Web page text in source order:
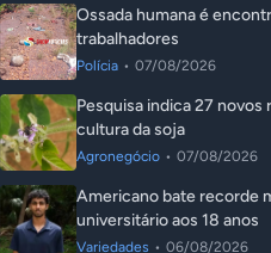
Ossada humana é
trabalhadores
Polícia • 07/08/2026
Pesquisa indica 27 novos
cultura da soja
Agronegócio • 07/08/2026
Americano bate recorde
universitário aos 18 anos
Variedades • 06/08/2026